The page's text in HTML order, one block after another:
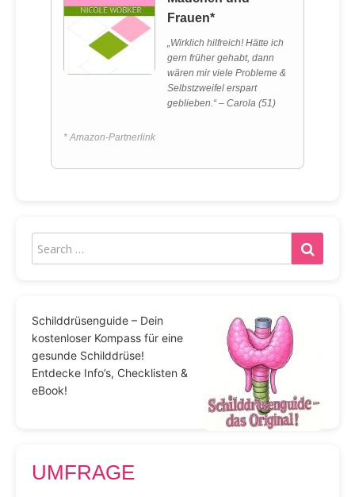
Frauen*
„Wirklich hilfreich! Hätte ich
gern früher gehabt, dann
wären mir viele Probleme &
Selbstzweifel erspart
geblieben.“ – Carola (51)
* Amazon-Partnerlink
Schilddrüsenguide – Dein
kostenloser Kompass für eine
gesunde Schilddrüse!
Entdecke Info’s, Checklisten &
eBook!
UMFRAGE